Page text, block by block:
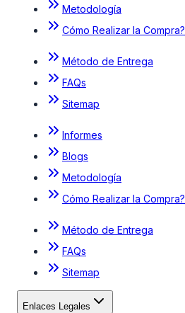
Metodología
Cómo Realizar la Compra?
Método de Entrega
FAQs
Sitemap
Informes
Blogs
Metodología
Cómo Realizar la Compra?
Método de Entrega
FAQs
Sitemap
Enlaces Legales